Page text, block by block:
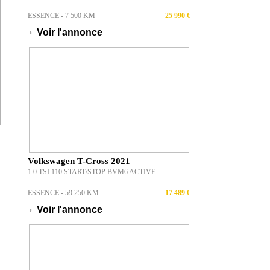
ESSENCE - 7 500 KM 25 990 €
→ Voir l'annonce
Volkswagen T-Cross 2021
1.0 TSI 110 START/STOP BVM6 ACTIVE
ESSENCE - 59 250 KM 17 489 €
→ Voir l'annonce